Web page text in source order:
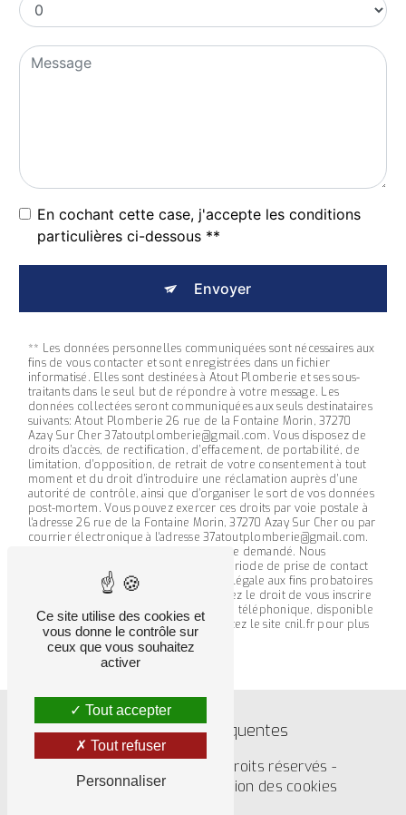
En cochant cette case, j'accepte les conditions
particulières ci-dessous **
Envoyer
** Les données personnelles communiquées sont nécessaires aux
fins de vous contacter et sont enregistrées dans un fichier
informatisé. Elles sont destinées à Atout Plomberie et ses sous-
traitants dans le seul but de répondre à votre message. Les
données collectées seront communiquées aux seuls destinataires
suivants: Atout Plomberie 26 rue de la Fontaine Morin, 37270
Azay Sur Cher 37atoutplomberie@gmail.com. Vous disposez de
droits d’accès, de rectification, d’effacement, de portabilité, de
limitation, d’opposition, de retrait de votre consentement à tout
moment et du droit d’introduire une réclamation auprès d’une
autorité de contrôle, ainsi que d’organiser le sort de vos données
post-mortem. Vous pouvez exercer ces droits par voie postale à
l'adresse 26 rue de la Fontaine Morin, 37270 Azay Sur Cher ou par
courrier électronique à l'adresse 37atoutplomberie@gmail.com.
Un justificatif d'identité pourra vous être demandé. Nous
conservons vos données pendant la période de prise de contact
puis pendant la durée de prescription légale aux fins probatoires
et de gestion des contentieux. Vous avez le droit de vous inscrire
sur la liste d'opposition au démarchage téléphonique, disponible
à cette adresse:Bloctel.gouv.fr. Consultez le site cnil.fr pour plus
d’informations sur vos droits.
Recherches fréquentes
- 2026 - Tous droits réservés -
Mentions légales
Gestion des cookies
Ce site utilise des cookies et
vous donne le contrôle sur
ceux que vous souhaitez
activer
Tout accepter
Tout refuser
Personnaliser